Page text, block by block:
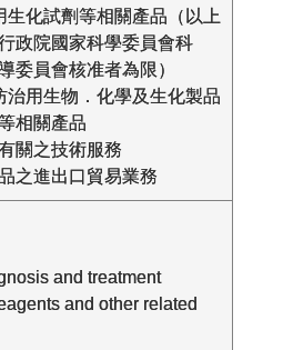
生化試劑等相關產品（以上
政院國家科學委員會科
委員會核准者為限）
治用生物．化學及生化製品
相關產品
關之技術服務
之進出口貿易業務
and treatment
and other related